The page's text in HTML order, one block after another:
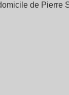
de Pierre